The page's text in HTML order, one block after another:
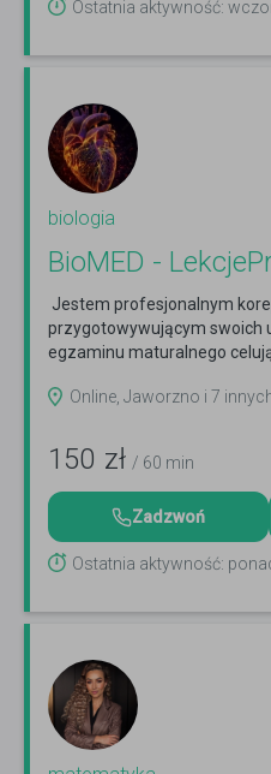
Ostatnia aktywność:
biologia
BioMED -
Jestem profesjonalnym
przygotowywującym swoich
egzaminu maturalnego
Online, Jaworzno i 7
150 zł / 60 min
Zadzwoń
Ostatnia aktywność: